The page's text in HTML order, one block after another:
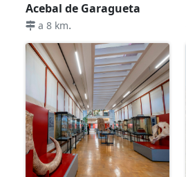
Acebal de Garagueta
a 8 km.